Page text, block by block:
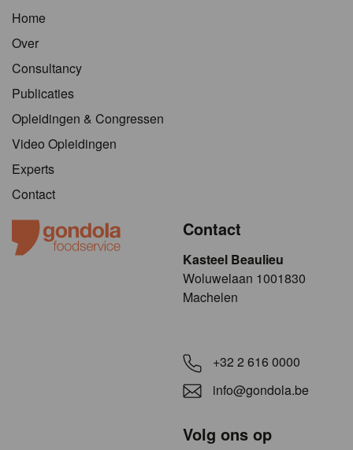
Home
Over
Consultancy
Publicaties
Opleidingen & Congressen
Video Opleidingen
Experts
Contact
Contact
Kasteel Beaulieu
​​​Woluwelaan 1001830
Machelen
+32 2 616 0000
info@gondola.be
Volg ons op